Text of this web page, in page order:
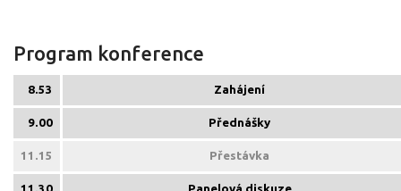
Program konference
8.53 Zahájení
9.00 Přednášky
11.15 Přestávka